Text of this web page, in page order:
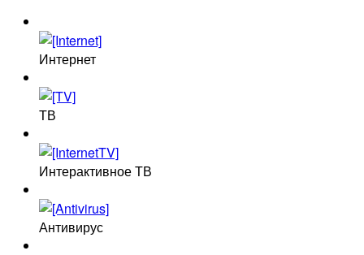
Интернет
ТВ
Интерактивное ТВ
Антивирус